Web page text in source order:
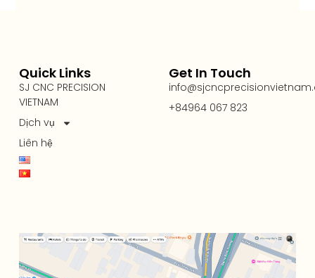
Quick Links
SJ CNC PRECISION
VIETNAM
Dịch vụ
Liên hệ
Get In Touch
+84964 067 823